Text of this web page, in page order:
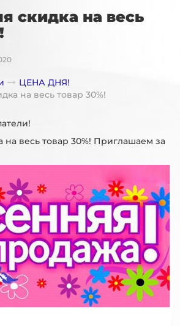
скидка на весь
ЦЕНА ДНЯ!
на весь товар 30%!
на весь товар 30%! Приглашаем за